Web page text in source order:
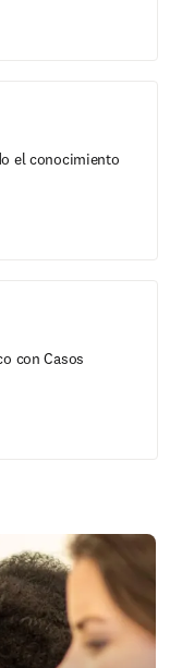
el conocimiento
con Casos